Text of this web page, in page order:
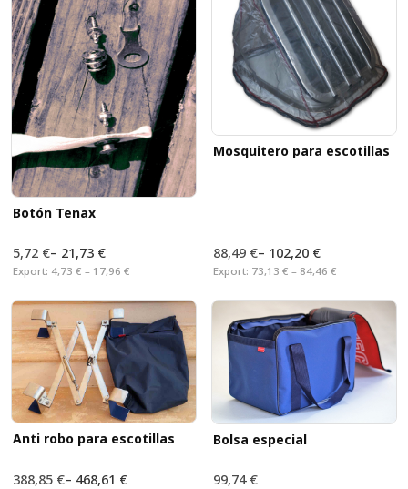
Botón Tenax
5,72 €– 21,73 €
Export: 4,73 € – 17,96 €
Mosquitero para escotillas
88,49 €– 102,20 €
Export: 73,13 € – 84,46 €
Anti robo para escotillas
388,85 €– 468,61 €
Bolsa especial
99,74 €